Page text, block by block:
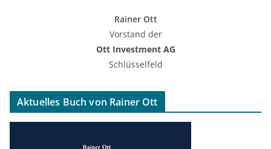
Rainer Ott
Vorstand der
Ott Investment AG
Schlüsselfeld
Aktuelles Buch von Rainer Ott